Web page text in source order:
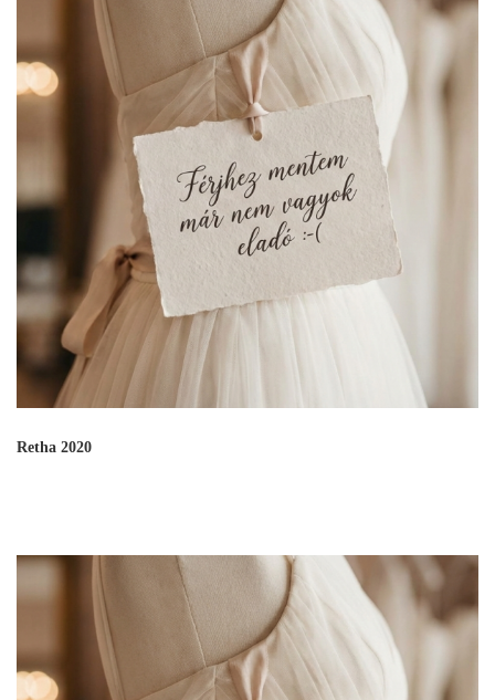
Retha 2020